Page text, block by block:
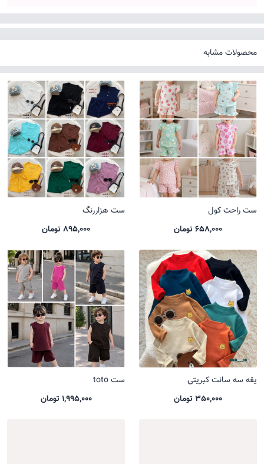
محصولات مشابه
ست راحت کول
658,000 تومان
ست هزاررنگ
895,000 تومان
یقه سه سانت کبریتی
350,000 تومان
ست toto
1,995,000 تومان